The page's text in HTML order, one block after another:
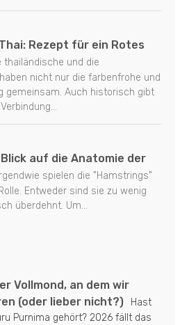
Rezept für ein Rotes
thailändische und die
nicht nur die farbenfrohe und
gemeinsam. Auch historisch gibt
auf die Anatomie der
Irgendwie spielen die "Hamstrings"
Entweder sind sie zu wenig
überdehnt. Um...
Vollmond, an dem wir
(oder lieber nicht?)
Hast
Purnima gehört? 2026 fällt das